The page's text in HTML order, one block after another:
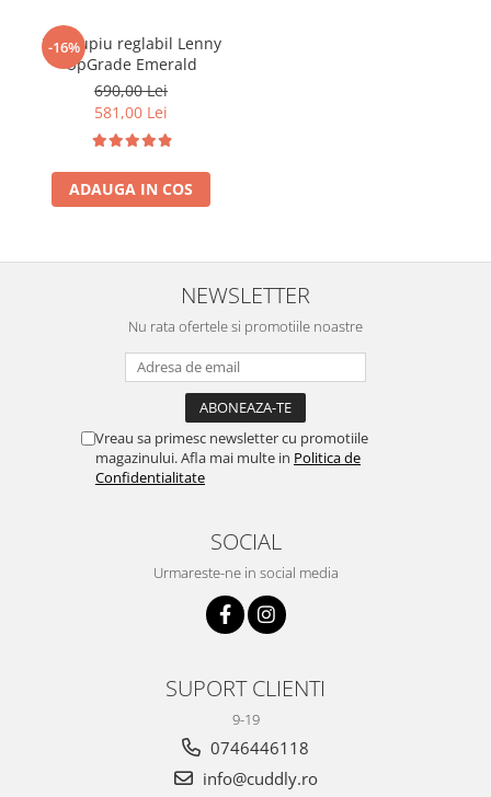
-16%
Marsupiu reglabil Lenny
UpGrade Emerald
690,00 Lei
581,00 Lei
ADAUGA IN COS
NEWSLETTER
Nu rata ofertele si promotiile noastre
Vreau sa primesc newsletter cu promotiile
magazinului. Afla mai multe in Politica de
Confidentialitate
SOCIAL
Urmareste-ne in social media
SUPORT CLIENTI
9-19
0746446118
info@cuddly.ro